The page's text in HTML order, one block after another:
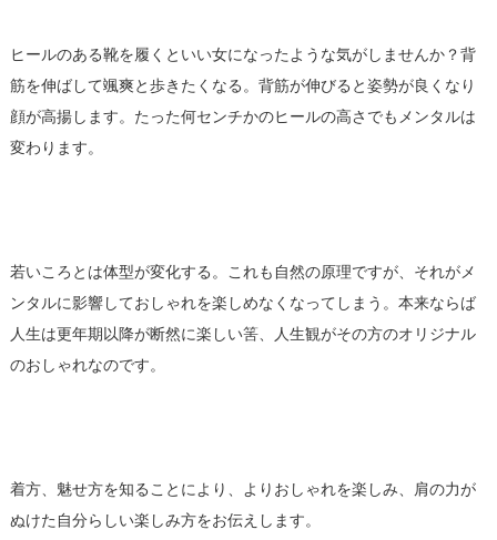
ヒールのある靴を履くといい女になったような気がしませんか？背
筋を伸ばして颯爽と歩きたくなる。背筋が伸びると姿勢が良くなり
顔が高揚します。たった何センチかのヒールの高さでもメンタルは
変わります。
若いころとは体型が変化する。これも自然の原理ですが、それがメ
ンタルに影響しておしゃれを楽しめなくなってしまう。本来ならば
人生は更年期以降が断然に楽しい筈、人生観がその方のオリジナル
のおしゃれなのです。
着方、魅せ方を知ることにより、よりおしゃれを楽しみ、肩の力が
ぬけた自分らしい楽しみ方をお伝えします。